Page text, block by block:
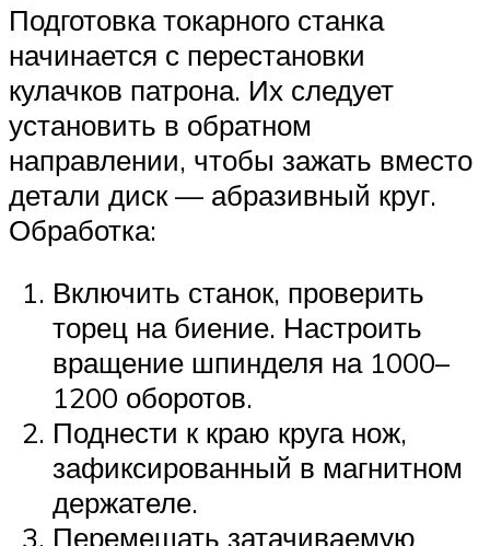
Подготовка токарного станка
начинается с перестановки
кулачков патрона. Их следует
установить в обратном
направлении, чтобы зажать вместо
детали диск — абразивный круг.
Обработка:
Включить станок, проверить
торец на биение. Настроить
вращение шпинделя на 1000–
1200 оборотов.
Поднести к краю круга нож,
зафиксированный в магнитном
держателе.
Перемещать затачиваемую